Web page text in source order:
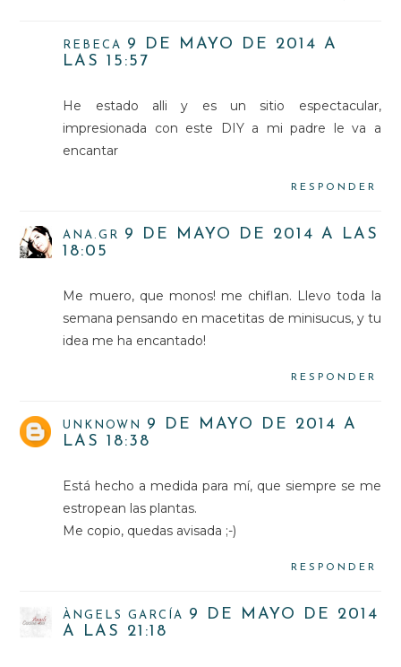
REBECA
9 DE MAYO DE 2014 A
LAS 15:57
He estado alli y es un sitio espectacular,
impresionada con este DIY a mi padre le va a
encantar
RESPONDER
ANA.GR
9 DE MAYO DE 2014 A LAS
18:05
Me muero, que monos! me chiflan. Llevo toda la
semana pensando en macetitas de minisucus, y tu
idea me ha encantado!
RESPONDER
UNKNOWN
9 DE MAYO DE 2014 A
LAS 18:38
Está hecho a medida para mí, que siempre se me
estropean las plantas.
Me copio, quedas avisada ;-)
RESPONDER
ÀNGELS GARCÍA
9 DE MAYO DE 2014
A LAS 21:18